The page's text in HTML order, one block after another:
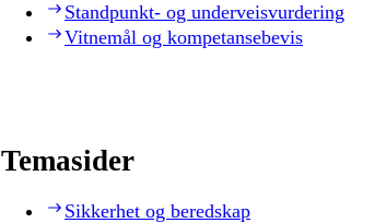
Standpunkt- og underveisvurdering
Vitnemål og kompetansebevis
Temasider
Sikkerhet og beredskap